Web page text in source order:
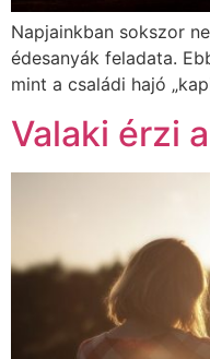
Napjainkban sokszor
édesanyák feladata.
mint a családi hajó
Valaki érzi